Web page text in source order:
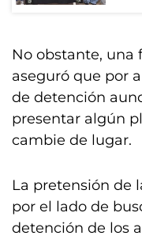
No obstante, una
aseguró que por
de detención
presentar algún
cambie de lugar.
La pretensión de
por el lado de
detención de los